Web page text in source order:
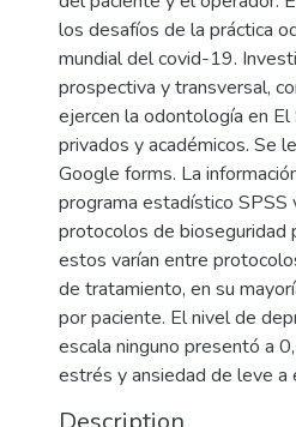
los desafíos de la práctica
mundial del covid-19.
prospectiva y transversal,
ejercen la odontología en
privados y académicos. Se
Google forms. La
programa estadístico
protocolos de bioseguridad
estos varían entre
de tratamiento, en su
por paciente. El nivel de
escala ninguno presentó a
estrés y ansiedad de leve